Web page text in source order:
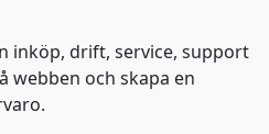
inköp, drift, service, support
webben och skapa en